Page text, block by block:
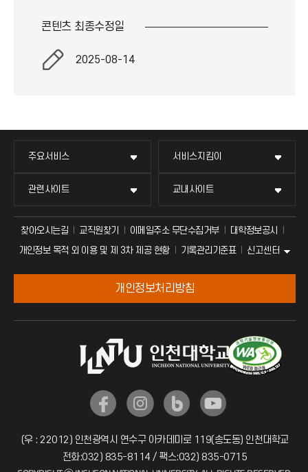
콘텐츠 최종수정일
2025-08-14
주요서비스 서비스지킴이
관련사이트 교내사이트
찾아오시는길 교직원찾기 이메일주소 무단수집거부
대학정보공시
개인정보 목적 외 이용 및 제 3차 제공 현황
기록관리기준표 신고센터
개인정보처리방침
(우 : 22012) 인천광역시 연수구 아카데미로 119(송도동) 인천대학교
전화:032) 835-8114 / 팩스:032) 835-0715